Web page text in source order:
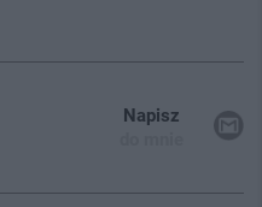
Napisz